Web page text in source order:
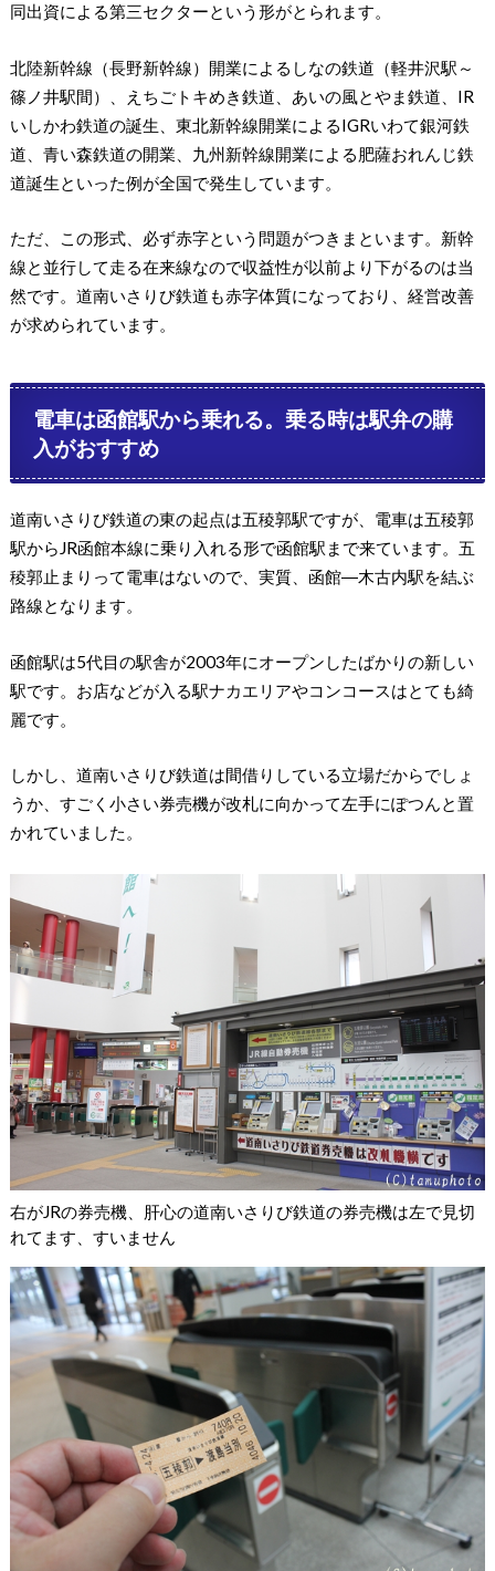
同出資による第三セクターという形がとられます。
北陸新幹線（長野新幹線）開業によるしなの鉄道（軽井沢駅～
篠ノ井駅間）、えちごトキめき鉄道、あいの風とやま鉄道、IR
いしかわ鉄道の誕生、東北新幹線開業によるIGRいわて銀河鉄
道、青い森鉄道の開業、九州新幹線開業による肥薩おれんじ鉄
道誕生といった例が全国で発生しています。
ただ、この形式、必ず赤字という問題がつきまといます。新幹
線と並行して走る在来線なので収益性が以前より下がるのは当
然です。道南いさりび鉄道も赤字体質になっており、経営改善
が求められています。
電車は函館駅から乗れる。乗る時は駅弁の購
入がおすすめ
道南いさりび鉄道の東の起点は五稜郭駅ですが、電車は五稜郭
駅からJR函館本線に乗り入れる形で函館駅まで来ています。五
稜郭止まりって電車はないので、実質、函館―木古内駅を結ぶ
路線となります。
函館駅は5代目の駅舎が2003年にオープンしたばかりの新しい
駅です。お店などが入る駅ナカエリアやコンコースはとても綺
麗です。
しかし、道南いさりび鉄道は間借りしている立場だからでしょ
うか、すごく小さい券売機が改札に向かって左手にぽつんと置
かれていました。
右がJRの券売機、肝心の道南いさりび鉄道の券売機は左で見切
れてます、すいません